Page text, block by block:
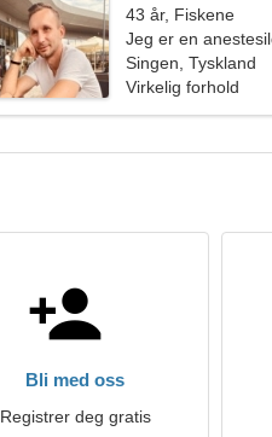
43 år, Fiskene
Jeg er en
eksepsjonell kvinne
Singen, Tyskland
Virkelig forhold
Bli med oss
Registrer deg gratis